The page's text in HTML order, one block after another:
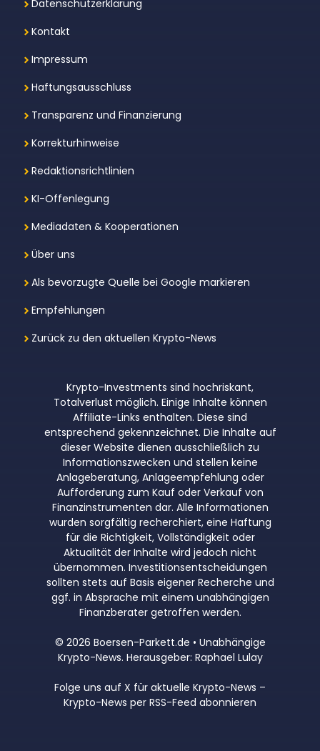
Datenschutzerklärung
Kontakt
Impressum
Haftungsausschluss
Transparenz und Finanzierung
Korrekturhinweise
Redaktionsrichtlinien
KI-Offenlegung
Mediadaten & Kooperationen
Über uns
Als bevorzugte Quelle bei Google markieren
Empfehlungen
Zurück zu den aktuellen Krypto-News
Krypto-Investments sind hochriskant,
Totalverlust möglich. Einige Inhalte können
Affiliate-Links enthalten. Diese sind
entsprechend gekennzeichnet. Die Inhalte auf
dieser Website dienen ausschließlich zu
Informationszwecken und stellen keine
Anlageberatung, Anlageempfehlung oder
Aufforderung zum Kauf oder Verkauf von
Finanzinstrumenten dar. Alle Informationen
wurden sorgfältig recherchiert, eine Haftung
für die Richtigkeit, Vollständigkeit oder
Aktualität der Inhalte wird jedoch nicht
übernommen. Investitionsentscheidungen
sollten stets auf Basis eigener Recherche und
ggf. in Absprache mit einem unabhängigen
Finanzberater getroffen werden.
© 2026 Boersen-Parkett.de • Unabhängige
Krypto-News. Herausgeber: Raphael Lulay
Folge uns auf X für aktuelle Krypto-News –
Krypto-News per RSS-Feed abonnieren